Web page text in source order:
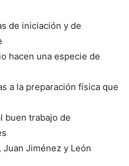
de iniciación y de
hacen una especie de
a la preparación física que
buen trabajo de
Jiménez y León